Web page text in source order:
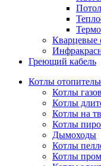
Кварцевые
Греющий кабель
Котлы
Котлы
Котлы
Котлы на
Котлы
Дымоходы
Котлы
Котлы